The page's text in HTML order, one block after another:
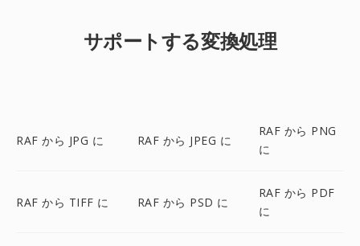
サポートする変換処理
RAF から JPG に RAF から JPEG に
RAF から PNG
に
RAF から TIFF に RAF から PSD に
RAF から PDF
に